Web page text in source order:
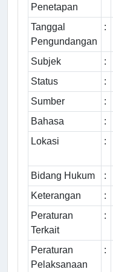
Penetapan
Tanggal
Pengundangan
:
Subjek :
Status
:
Sumber :
Bahasa
:
Lokasi
:
Bidang Hukum
:
Keterangan
:
Peraturan
Terkait
:
Peraturan
Pelaksanaan
: